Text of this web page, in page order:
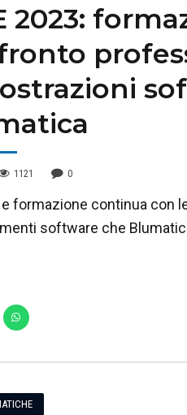
2023:
1121 0
formazione continua con
software che